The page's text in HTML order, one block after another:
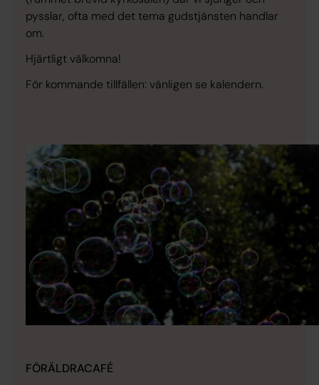
pysslar, ofta med det tema gudstjänsten handlar
om.
Hjärtligt välkomna!
För kommande tillfällen: vänligen se kalendern.
FÖRÄLDRACAFÉ